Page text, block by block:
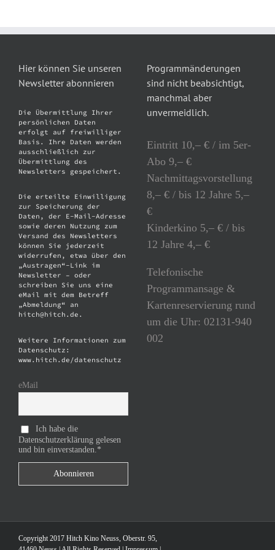
Hier können Sie unseren
Newsletter abonnieren
Die Übermittlung Ihrer
persönlichen Daten
erfolgt auf freiwilliger
Basis. Ihre Daten werden
ausschließlich zur
Übermittlung des
Newsletters gespeichert.
Die erteilte Einwilligung
zur Speicherung der
Daten, der E-Mail-Adresse
sowie deren Nutzung zum
Versand des Newsletters
können Sie jederzeit
widerrufen, etwa über den
„Austragen“-Link im
Newsletter – oder
schreiben Sie uns eine
eMail mit dem Betreff
„Abmeldung“ an
hitch@hitch.de.
Weitere Informationen zum
Datenschutz:
www.hitch.de/datenschutz
eMail
Ich habe die
Datenschutzerklärung gelesen
und bin einverstanden.*
Programmänderungen
sind nicht beabsichtigt,
manchmal aber
unvermeidlich.
Eintritt 10,– € / im 5er-
Abo 9,– €
Nachmittagsvorstellung
8,– € / bis 12 Jahre 5,–
€
Kinderkino 5,– € / bis
12 Jahre 4,– €
Telefonische
Programmansage &
Kartenreservierung rund
um die Uhr: 02131-940
002
Copyright 2017 Hitch Kino Neuss, Oberstr. 95,